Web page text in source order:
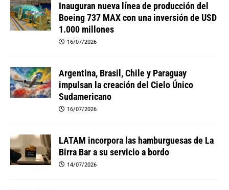
Inauguran nueva línea de producción del
Boeing 737 MAX con una inversión de USD
1.000 millones
16/07/2026
Argentina, Brasil, Chile y Paraguay
impulsan la creación del Cielo Único
Sudamericano
16/07/2026
LATAM incorpora las hamburguesas de La
Birra Bar a su servicio a bordo
14/07/2026